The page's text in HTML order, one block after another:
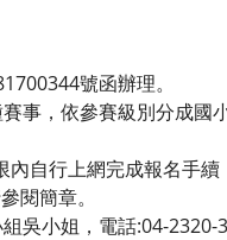
號函辦理。
事，依參賽級別分成國
自行上網完成報名手
閱簡章。
吳小姐，電話:04-2320-